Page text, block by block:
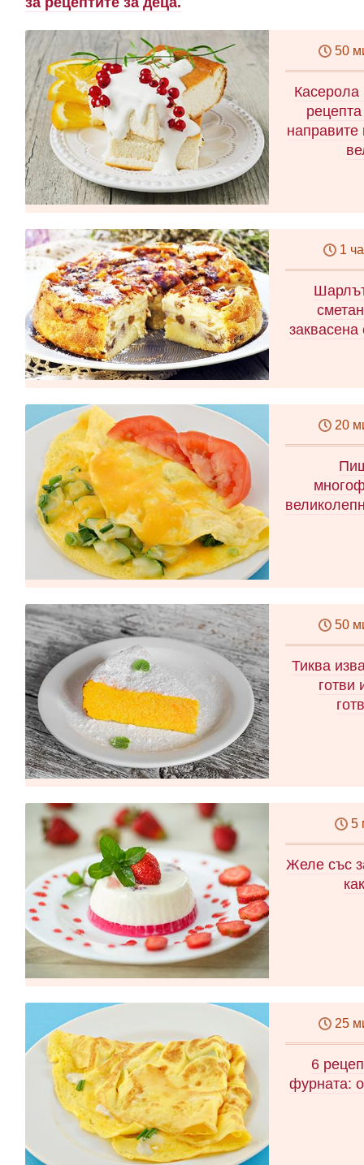
50
Касерола
1
заквасена
20
50
Тиква
готви
5
Желе със
25
6
фурната: